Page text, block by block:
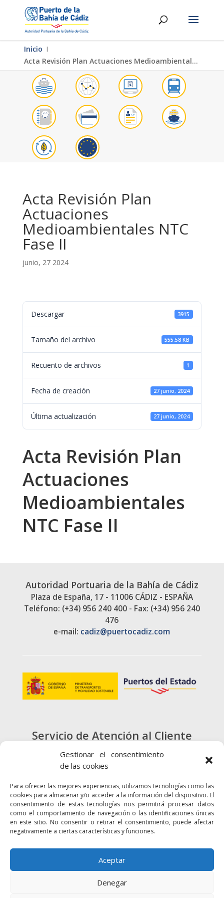
Gestionar el consentimiento
de las cookies
Para ofrecer las mejores experiencias, utilizamos tecnologías como las
cookies para almacenar y/o acceder a la información del dispositivo. El
consentimiento de estas tecnologías nos permitirá procesar datos
como el comportamiento de navegación o las identificaciones únicas
en este sitio. No consentir o retirar el consentimiento, puede afectar
negativamente a ciertas características y funciones.
Aceptar
Denegar
Inicio Ι
Acta Revisión Plan Actuaciones Medioambientales NTC Fase II
Acta Revisión Plan
Actuaciones
Medioambientales NTC
Fase II
junio, 27 2024
Descargar 3915
Tamaño del archivo 555.58 KB
Recuento de archivos 1
Fecha de creación 27 junio, 2024
Última actualización 27 junio, 2024
Acta Revisión Plan
Actuaciones
Medioambientales
NTC Fase II
Autoridad Portuaria de la Bahía de Cádiz
Plaza de España, 17 - 11006 CÁDIZ - ESPAÑA
Teléfono: (+34) 956 240 400 - Fax: (+34) 956 240
476
e-mail: cadiz@puertocadiz.com
Servicio de Atención al Cliente
900 720 415
CONTACTO
Enlaces Accesibilidad Mapa Web